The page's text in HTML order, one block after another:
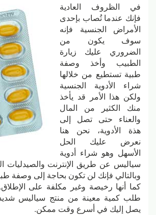
في الظروف العادية
فإنك عندما تُصاب بإحدى
الأمراض الجنسية فإنه
سوف يكون من
الضروري عليك زيارة
الطبيب وأخذ وصفة
طبية تستطيع من خلالها
شراء الأدوية الجنسية
ولكن هذا الأمر قد يأخذ
منك الكثير من المال
والعناء حتى تصل إلى
هذة الأدوية، نحن هنا
نعرض عليك الحل
الأسهل وهو شراء أدوية
سياليس عن طريق الإنترنت والصيدليات
وبالتالي فإنك لن تكون بحاجة إلى وصفة
كما أنها رخيصة وغير مكلفة على
طلب كمية معينة من منتج سياليس
يصل إليك في أسرع وقت ممكن.